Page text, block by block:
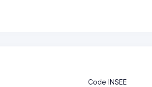
Code INSEE